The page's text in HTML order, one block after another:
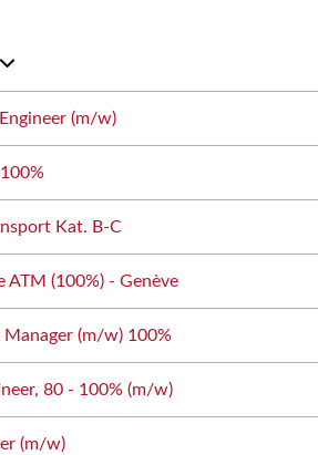
(m/w)
Kat. B-C
(100%) - Genève
(m/w) 100%
80 - 100% (m/w)
(m/w)